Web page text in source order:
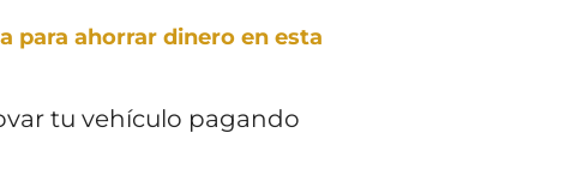
para ahorrar dinero en esta
tu vehículo pagando